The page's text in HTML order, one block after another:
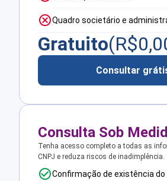
Quadro societário e
Gratuito(R$
Consultar
Consulta Sob
Tenha acesso completo a todas as
CNPJ e reduza riscos de inadimplência.
Confirmação de existência do